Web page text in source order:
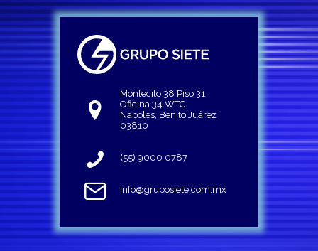
Montecito 38 Piso 31
Oficina 34 WTC
Napoles, Benito Juárez
03810
(55) 9000 0787
info@gruposiete.com.mx